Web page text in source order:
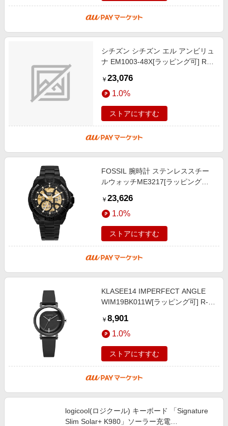
シチズン シチズン エル アンビリュ
ナ EM1003-48X[ラッピング可] R-
￥ 23,076
1.0%
ストアにすすむ
FOSSIL 腕時計 ステンレススチー
ルウォッチME3217[ラッピング可]
￥ 23,626
1.0%
ストアにすすむ
KLASEE14 IMPERFECT ANGLE
WIM19BK011W[ラッピング可] R-
￥ 8,901
1.0%
ストアにすすむ
logicool(ロジクール) キーボード 「Signature
Slim Solar+ K980」ソーラー充電